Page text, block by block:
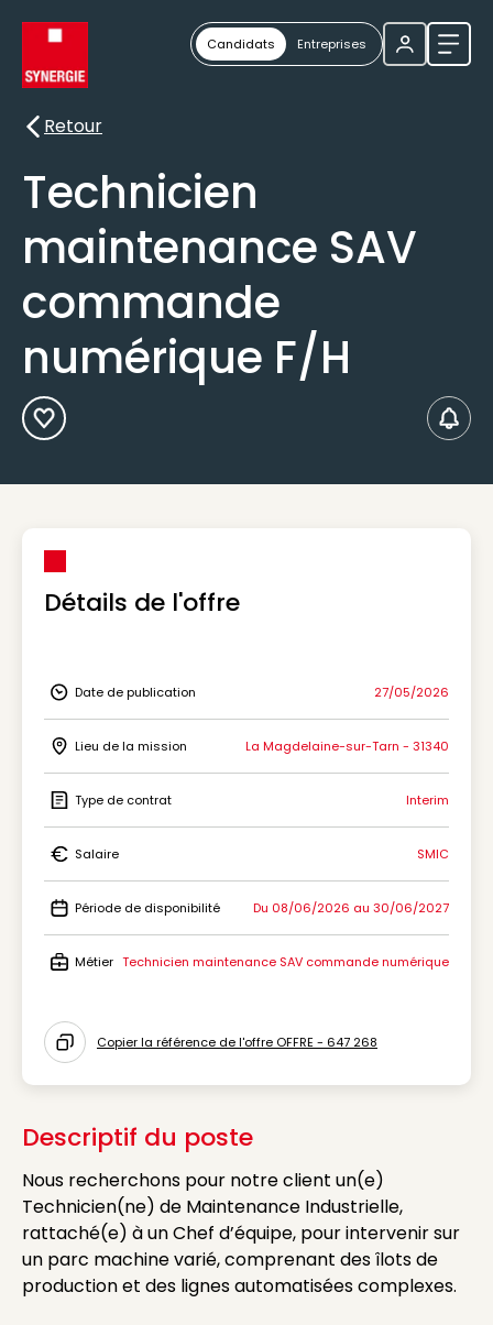
Candidats Entreprises
Retour
Retour
Technicien
maintenance SAV
commande
numérique F/H
Ajouter aux Favoris
Détails de l'offre
Icon Date de publication
Date de publication 27/05/2026
Icon Lieu de la mission
Lieu de la mission La Magdelaine-sur-Tarn - 31340
Icon Type de contrat
Type de contrat Interim
Icon Salaire
Salaire SMIC
Icon Période de disponibilité
Période de disponibilité Du 08/06/2026 au 30/06/2027
Métier Technicien maintenance SAV commande numérique
Icon copy to clipboard
Copier la référence de l'offre OFFRE - 647 268
Descriptif du poste
Nous recherchons pour notre client un(e)
Technicien(ne) de Maintenance Industrielle,
rattaché(e) à un Chef d’équipe, pour intervenir sur
un parc machine varié, comprenant des îlots de
production et des lignes automatisées complexes.